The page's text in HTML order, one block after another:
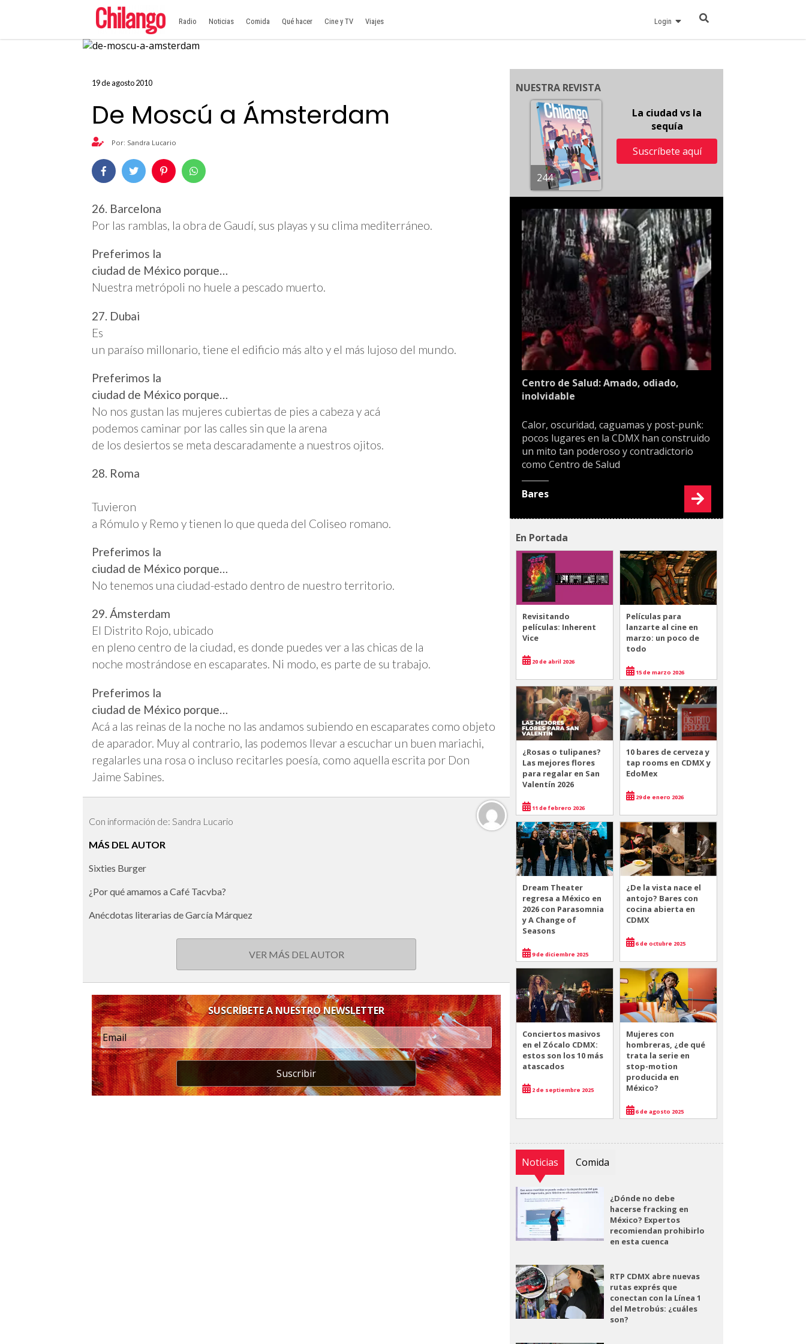
Radio Noticias Comida Qué hacer Cine y TV Viajes Login
19 de agosto 2010
De Moscú a Ámsterdam
Por: Sandra Lucario
26. Barcelona
Por las ramblas, la obra de Gaudí, sus playas y su clima mediterráneo.
Preferimos la
ciudad de México porque…
Nuestra metrópoli no huele a pescado muerto.
27. Dubai
Es
un paraíso millonario, tiene el edificio más alto y el más lujoso del mundo.
Preferimos la
ciudad de México porque…
No nos gustan las mujeres cubiertas de pies a cabeza y acá
podemos caminar por las calles sin que la arena
de los desiertos se meta descaradamente a nuestros ojitos.
28. Roma
Tuvieron
a Rómulo y Remo y tienen lo que queda del Coliseo romano.
Preferimos la
ciudad de México porque…
No tenemos una ciudad-estado dentro de nuestro territorio.
29. Ámsterdam
El Distrito Rojo, ubicado
en pleno centro de la ciudad, es donde puedes ver a las chicas de la
noche mostrándose en escaparates. Ni modo, es parte de su trabajo.
Preferimos la
ciudad de México porque…
Acá a las reinas de la noche no las andamos subiendo en escaparates como objeto
de aparador. Muy al contrario, las podemos llevar a escuchar un buen mariachi,
regalarles una rosa o incluso recitarles poesía, como aquella escrita por Don
Jaime Sabines.
Con información de: Sandra Lucario
MÁS DEL AUTOR
Sixties Burger
¿Por qué amamos a Café Tacvba?
Anécdotas literarias de García Márquez
VER MÁS DEL AUTOR
SUSCRÍBETE A NUESTRO NEWSLETTER
Suscribir
NUESTRA REVISTA
244
La ciudad vs la
sequía
Suscríbete aquí
Centro de Salud: Amado, odiado,
inolvidable
Calor, oscuridad, caguamas y post-punk:
pocos lugares en la CDMX han construido
un mito tan poderoso y contradictorio
como Centro de Salud
Bares
En Portada
Revisitando
películas: Inherent
Vice
20 de abril 2026
Películas para
lanzarte al cine en
marzo: un poco de
todo
15 de marzo 2026
¿Rosas o tulipanes?
Las mejores flores
para regalar en San
Valentín 2026
11 de febrero 2026
10 bares de cerveza y
tap rooms en CDMX y
EdoMex
29 de enero 2026
Dream Theater
regresa a México en
2026 con Parasomnia
y A Change of
Seasons
9 de diciembre 2025
¿De la vista nace el
antojo? Bares con
cocina abierta en
CDMX
6 de octubre 2025
Conciertos masivos
en el Zócalo CDMX:
estos son los 10 más
atascados
2 de septiembre 2025
Mujeres con
hombreras, ¿de qué
trata la serie en
stop-motion
producida en
México?
6 de agosto 2025
Noticias Comida
¿Dónde no debe
hacerse fracking en
México? Expertos
recomiendan prohibirlo
en esta cuenca
RTP CDMX abre nuevas
rutas exprés que
conectan con la Línea 1
del Metrobús: ¿cuáles
son?